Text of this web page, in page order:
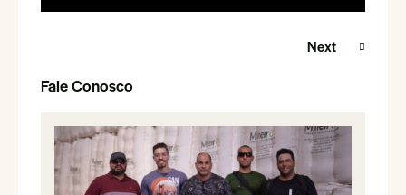
Next
Fale Conosco